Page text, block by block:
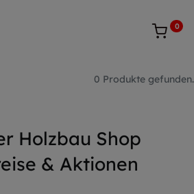
0
0 Produkte gefunden.
Holzbau Shop
& Aktionen